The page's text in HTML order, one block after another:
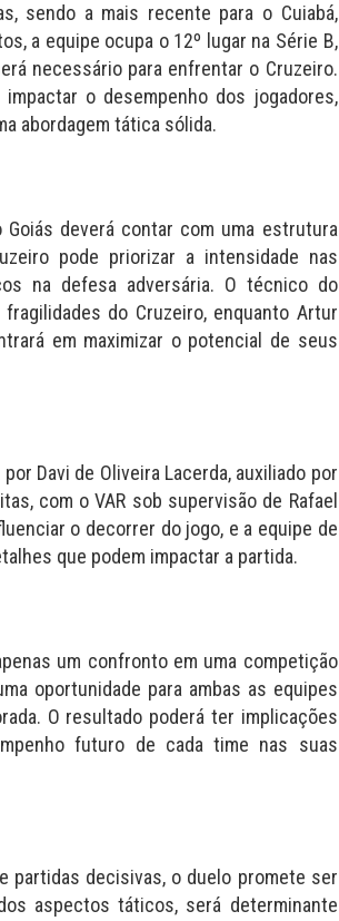
sendo a mais recente para o Cuiabá,
a equipe ocupa o 12º lugar na Série B,
necessário para enfrentar o Cruzeiro.
o desempenho dos jogadores,
abordagem tática sólida.
deverá contar com uma estrutura
pode priorizar a intensidade nas
na defesa adversária. O técnico do
do Cruzeiro, enquanto Artur
em maximizar o potencial de seus
Davi de Oliveira Lacerda, auxiliado por
com o VAR sob supervisão de Rafael
o decorrer do jogo, e a equipe de
que podem impactar a partida.
um confronto em uma competição
oportunidade para ambas as equipes
O resultado poderá ter implicações
futuro de cada time nas suas
partidas decisivas, o duelo promete ser
aspectos táticos, será determinante